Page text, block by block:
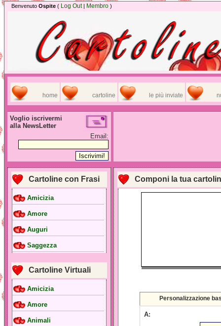
Benvenuto Ospite ( Log Out| Membro )
home cartoline le più inviate
Voglio iscrivermi
alla NewsLetter
Email:
Cartoline con Frasi
Amicizia
Amore
Auguri
Saggezza
Cartoline Virtuali
Amicizia
Amore
Animali
Componi la tua
Personalizzazione
A: